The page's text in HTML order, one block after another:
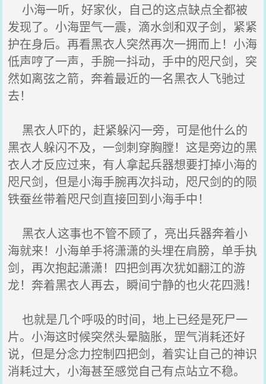
小海一听，好家伙，自己的这点缺点全都被
发现了。小海罡气一震，滴水剑和双子剑，紧紧
护在身后。再看黑衣人突然再次一拥而上！小海
低声哼了一声，手腕一抖动，手中的咫尺剑，突
然如离弦之箭，奔着最近的一名黑衣人飞驰过
去！
黑衣人吓的，赶紧躲闪一旁，可是他什么的
黑衣人躲闪不及，一剑刺穿胸膛！这是旁边的黑
衣人才反应过来，有人拿起兵器想要打掉小海的
咫尺剑，但是小海手腕再次抖动，咫尺剑的的陨
铁蚕丝带着咫尺剑直接回到小海手中！
黑衣人这事也不管不顾了，亮出兵器奔着小
海就来！小海单手将潇潇的头埋在肩膀，单手执
剑，再次抱起潇潇！四把剑再次犹如翻江的游
龙！奔着黑衣人再去，瞬间宁静的也火花四溅！
也就是几个呼吸的时间，地上已经是死尸一
片。小海这时候突然头晕脑胀，罡气消耗还好
说，但是分念力控制四把剑，着实让自己的神识
消耗过大，小海甚至感觉自己有点站立不稳。